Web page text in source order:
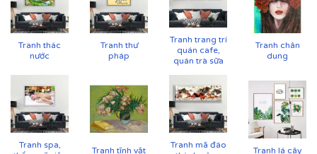
Cận cảnh tranh in trên chất liệu canvas công nghệ in
Tranh thác
nước
Tranh thư
pháp
Tranh trang trí
quán cafe,
quán trà sữa
Tranh chân
dung
Tranh spa,
Tranh tĩnh vật
Tranh mã đáo
Tranh lá cây